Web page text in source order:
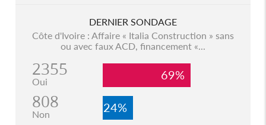
DERNIER SONDAGE
Côte d'Ivoire : Affaire « Italia Construction » sans
ou avec faux ACD, financement «...
2355
Oui 69%
808
Non 24%